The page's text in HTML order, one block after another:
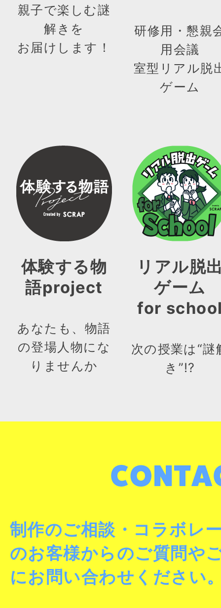
親子で楽しむ謎
解きを
お届けします！
研修用・懇親
用会議
室型リアル脱
ゲーム
体験する物
語project
あなたも、物語
の登場人物にな
りませんか
リアル脱
ゲーム
for
次の授業は“謎
き”!?
制作のご相談・コラボレ
のお客様からのご質問や
にお問い合わせください